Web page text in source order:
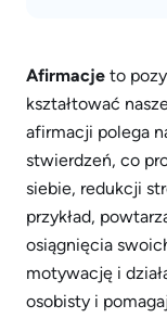
Afirmacje to
kształtować
afirmacji polega
stwierdzeń, co
siebie, redukcji
przykład,
osiągnięcia
motywację i
osobisty i